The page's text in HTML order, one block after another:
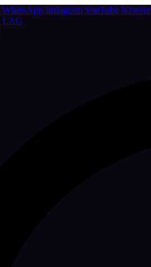
WhatsApp InstagramYouTube
LAG